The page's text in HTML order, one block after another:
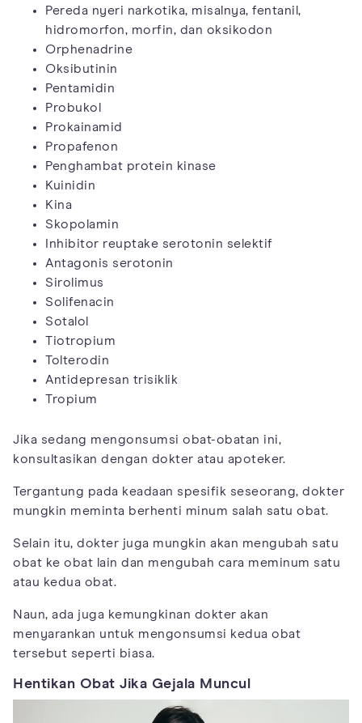
Pereda nyeri narkotika, misalnya, fentanil,
hidromorfon, morfin, dan oksikodon
Orphenadrine
Oksibutinin
Pentamidin
Probukol
Prokainamid
Propafenon
Penghambat protein kinase
Kuinidin
Kina
Skopolamin
Inhibitor reuptake serotonin selektif
Antagonis serotonin
Sirolimus
Solifenacin
Sotalol
Tiotropium
Tolterodin
Antidepresan trisiklik
Tropium
Jika sedang mengonsumsi obat-obatan ini,
konsultasikan dengan dokter atau apoteker.
Tergantung pada keadaan spesifik seseorang, dokter
mungkin meminta berhenti minum salah satu obat.
Selain itu, dokter juga mungkin akan mengubah satu
obat ke obat lain dan mengubah cara meminum satu
atau kedua obat.
Naun, ada juga kemungkinan dokter akan
menyarankan untuk mengonsumsi kedua obat
tersebut seperti biasa.
Hentikan Obat Jika Gejala Muncul